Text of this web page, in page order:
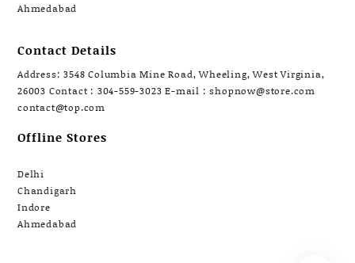
Ahmedabad
Contact Details
Address: 3548 Columbia Mine Road, Wheeling, West Virginia,
26003 Contact : 304-559-3023 E-mail : shopnow@store.com
contact@top.com
Offline Stores
Delhi
Chandigarh
Indore
Ahmedabad